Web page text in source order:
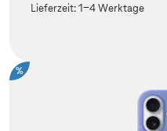
Lieferzeit:1-4 Werktage
%